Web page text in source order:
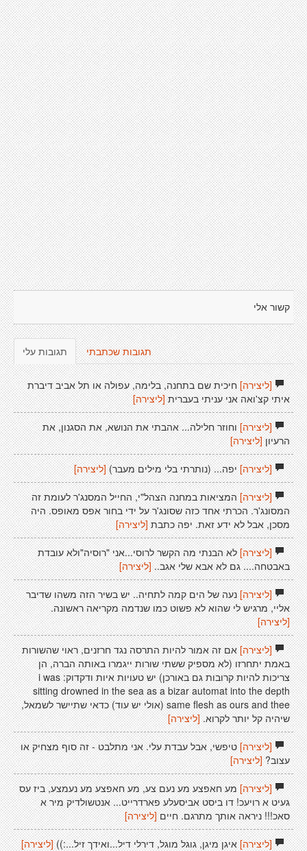
קשור אלי
תגובות עלי תגובות שכתבתי
[ליצירה]חיכית שם בתחנה, בלימה, עפולה או תל אביב דיברת
איתי קצ'ואה אני עניתי בעברית [ליצירה]
[ליצירה]וחוזר חלילה... אהבתי את הנושא, את הסגנון, את
הרעיון [ליצירה]
[ליצירה]יפה... (נותרתי בלי מילים מעבר) [ליצירה]
[ליצירה]המציאות במחנה הצהל"י, החייל המסנג'ר לעומת זה
המסונג'ר. הכרתי אחד כזה שסונג'ר על ידי בחור אפס מאופס. היה
מסכן, אבל לא ידע זאת. יפה כתבת [ליצירה]
[ליצירה]לא הבנתי מה הקשר לרוסי...אני "רוסיה"ולא עובדת
באבטחה.... גם לא אבא שלי אגב.. [ליצירה]
[ליצירה]נעה של הים קמה לתחיה.. יש בשיר הזה משהו שדיבר
אליי, מרגיש לי שהוא לא פשוט כמו שנדמה מקריאה ראשונה.
[ליצירה]
[ליצירה]אם זה אמור להיות התרסה נגד חרזנים, ראוי שהשורות
באמת יתחרזו (לא מספיק ששתי שורות ייגמרו באותה הברה, הן
צריכות להיות קרובות גם באורכן) יש טעויות איות ודקדוק: i was
sitting drowned in the sea as a bizar automat into the depth
same flesh as ours and thee (אולי יש עוד) כדאי שתיישר לשמאל,
שיהיה קל יותר לקרוא. [ליצירה]
[ליצירה]טיפשי, אבל עבדת עלי. אני מתלבט - זה סוף מצחיק או
עצוב? [ליצירה]
[ליצירה]מע חאפצע מע נעם צע, מע חאפצע מע נעמצע, ביז עס
געיט א רויעכ! דו ביסט אביסעלע פארדרייט... אנטשולדיק מיר א
סאכ!!! ניראה אותך מתרגם. חיים [ליצירה]
[ליצירה]איגן מיגן, גוגל מוגל, דירלי דיל...ואידך זיל...:)) [ליצירה]